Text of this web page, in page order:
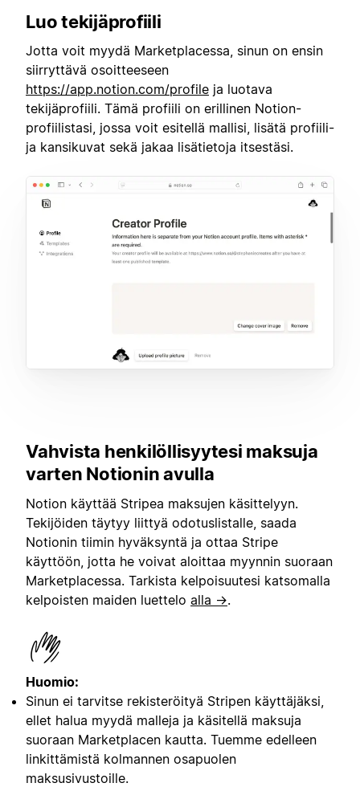
Luo tekijäprofiili
Jotta voit myydä Marketplacessa, sinun on ensin
siirryttävä osoitteeseen
https://app.notion.com/profile ja luotava
tekijäprofiili. Tämä profiili on erillinen Notion-
profiilistasi, jossa voit esitellä mallisi, lisätä profiili-
ja kansikuvat sekä jakaa lisätietoja itsestäsi.
Vahvista henkilöllisyytesi maksuja
varten Notionin avulla
Notion käyttää Stripea maksujen käsittelyyn.
Tekijöiden täytyy liittyä odotuslistalle, saada
Notionin tiimin hyväksyntä ja ottaa Stripe
käyttöön, jotta he voivat aloittaa myynnin suoraan
Marketplacessa. Tarkista kelpoisuutesi katsomalla
kelpoisten maiden luettelo alla →.
Huomio:
Sinun ei tarvitse rekisteröityä Stripen käyttäjäksi,
ellet halua myydä malleja ja käsitellä maksuja
suoraan Marketplacen kautta. Tuemme edelleen
linkittämistä kolmannen osapuolen
maksusivustoille.